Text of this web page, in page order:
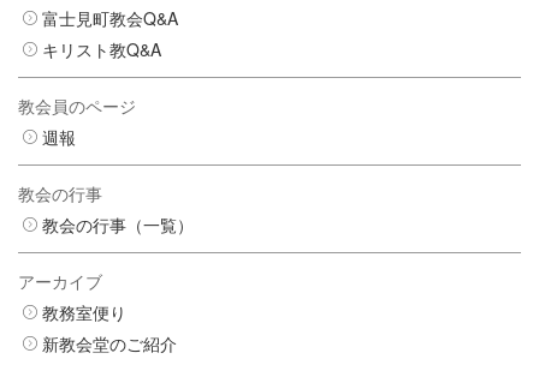
富士見町教会Q&A
キリスト教Q&A
教会員のページ
週報
教会の行事
教会の行事（一覧）
アーカイブ
教務室便り
新教会堂のご紹介